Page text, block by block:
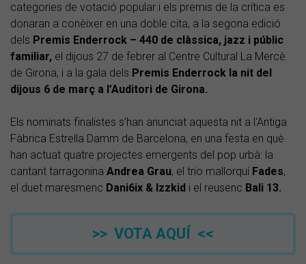
categories de votació popular i els premis de la crítica es
donaran a conèixer en una doble cita, a la segona edició
dels Premis Enderrock – 440 de clàssica, jazz i públic
familiar, el dijous 27 de febrer al Centre Cultural La Mercè
de Girona, i a la gala dels Premis Enderrock la nit del
dijous 6 de març a l’Auditori de Girona.
Els nominats finalistes s’han anunciat aquesta nit a l'Antiga
Fàbrica Estrella Damm de Barcelona, en una festa en què
han actuat quatre projectes emergents del pop urbà: la
cantant tarragonina Andrea Grau, el trio mallorquí Fades,
el duet maresmenc Dani6ix & Izzkid i el reusenc Bali 13.
>> VOTA AQUÍ <<